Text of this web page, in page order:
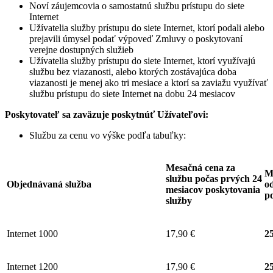
Noví záujemcovia o samostatnú službu prístupu do siete
Internet
Užívatelia služby prístupu do siete Internet, ktorí podali alebo
prejavili úmysel podať výpoveď Zmluvy o poskytovaní
verejne dostupných služieb
Užívatelia služby prístupu do siete Internet, ktorí využívajú
službu bez viazanosti, alebo ktorých zostávajúca doba
viazanosti je menej ako tri mesiace a ktorí sa zaviažu využívať
službu prístupu do siete Internet na dobu 24 mesiacov
Poskytovateľ sa zaväzuje poskytnúť Užívateľovi:
Službu za cenu vo výške podľa tabuľky:
Objednávaná služba
Mesačná cena za
službu počas prvých 24
mesiacov poskytovania
služby
Internet 1000 17,90 €
Internet 1200 17,90 €